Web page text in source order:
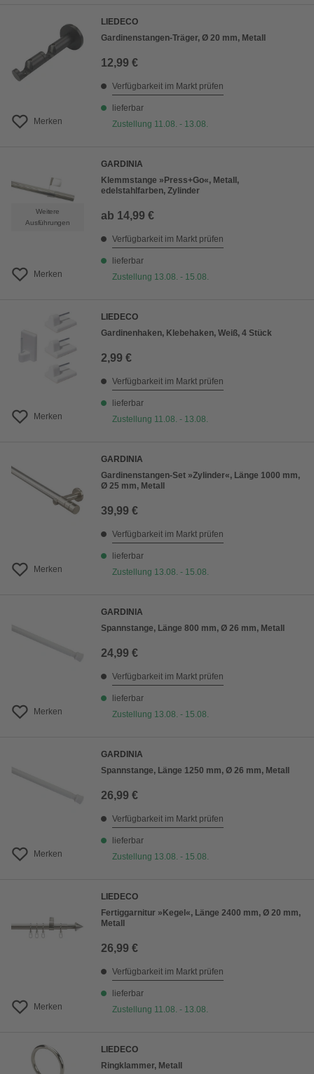
Merken
LIEDECO
Gardinenstangen-Träger, Ø 20 mm, Metall
12,99 €
Verfügbarkeit im Markt prüfen
lieferbar
Zustellung 11.08. - 13.08.
Weitere
Ausführungen
Merken
GARDINIA
Klemmstange »Press+Go«, Metall,
edelstahlfarben, Zylinder
ab 14,99 €
Verfügbarkeit im Markt prüfen
lieferbar
Zustellung 13.08. - 15.08.
Merken
LIEDECO
Gardinenhaken, Klebehaken, Weiß, 4 Stück
2,99 €
Verfügbarkeit im Markt prüfen
lieferbar
Zustellung 11.08. - 13.08.
Merken
GARDINIA
Gardinenstangen-Set »Zylinder«, Länge 1000 mm,
Ø 25 mm, Metall
39,99 €
Verfügbarkeit im Markt prüfen
lieferbar
Zustellung 13.08. - 15.08.
Merken
GARDINIA
Spannstange, Länge 800 mm, Ø 26 mm, Metall
24,99 €
Verfügbarkeit im Markt prüfen
lieferbar
Zustellung 13.08. - 15.08.
Merken
GARDINIA
Spannstange, Länge 1250 mm, Ø 26 mm, Metall
26,99 €
Verfügbarkeit im Markt prüfen
lieferbar
Zustellung 13.08. - 15.08.
Merken
LIEDECO
Fertiggarnitur »Kegel«, Länge 2400 mm, Ø 20 mm,
Metall
26,99 €
Verfügbarkeit im Markt prüfen
lieferbar
Zustellung 11.08. - 13.08.
LIEDECO
Ringklammer, Metall